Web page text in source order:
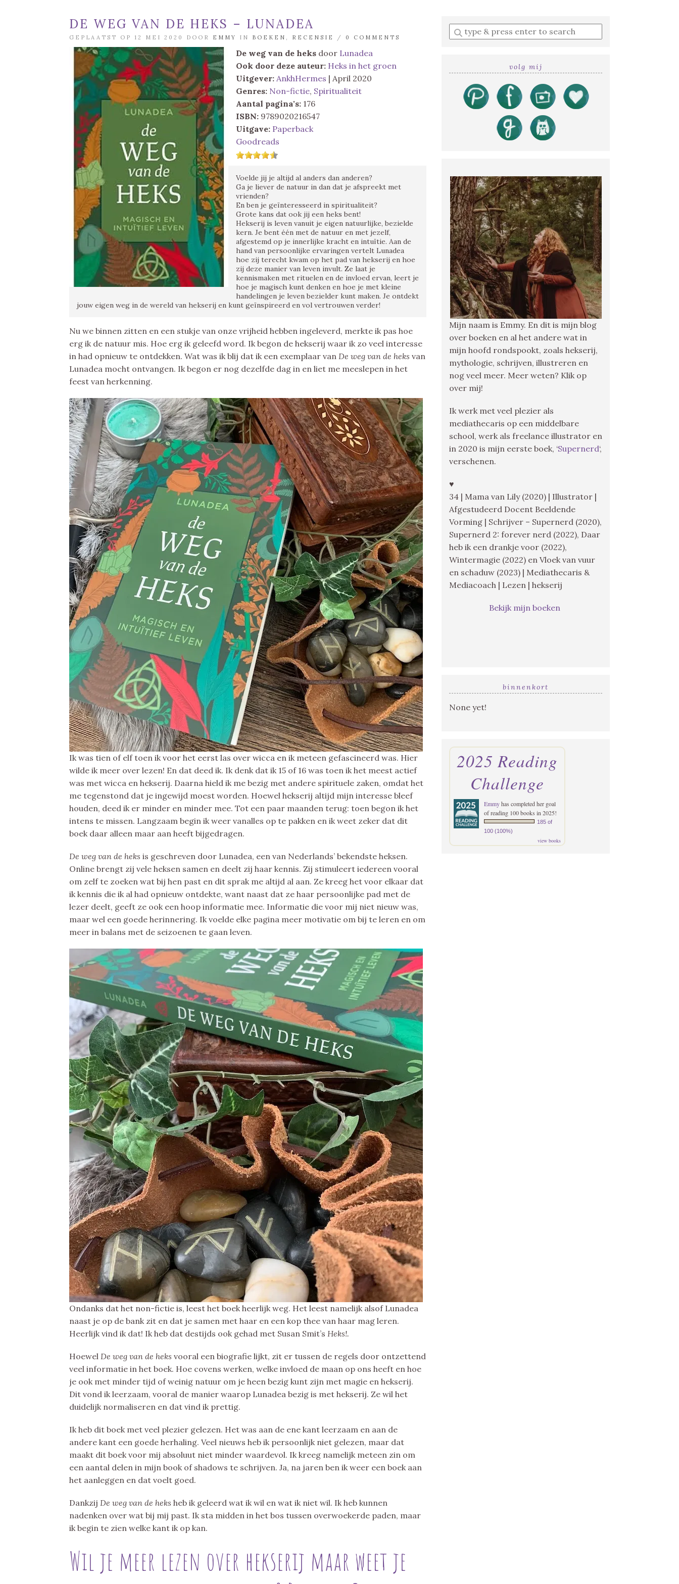
DE WEG VAN DE HEKS – LUNADEA
GEPLAATST OP 12 MEI 2020 DOOR EMMY IN BOEKEN , RECENSIE / 0 COMMENTS
De weg van de heks door Lunadea
Ook door deze auteur: Heks in het groen
Uitgever: AnkhHermes | April 2020
Genres: Non-fictie, Spiritualiteit
Aantal pagina's: 176
ISBN: 9789020216547
Uitgave: Paperback
Goodreads
Voelde jij je altijd al anders dan anderen?
Ga je liever de natuur in dan dat je afspreekt met
vrienden?
En ben je geïnteresseerd in spiritualiteit?
Grote kans dat ook jij een heks bent!
Hekserij is leven vanuit je eigen natuurlijke, bezielde
kern. Je bent één met de natuur en met jezelf,
afgestemd op je innerlijke kracht en intuïtie. Aan de
hand van persoonlijke ervaringen vertelt Lunadea
hoe zij terecht kwam op het pad van hekserij en hoe
zij deze manier van leven invult. Ze laat je
kennismaken met rituelen en de invloed ervan, leert je
hoe je magisch kunt denken en hoe je met kleine
handelingen je leven bezielder kunt maken. Je ontdekt
jouw eigen weg in de wereld van hekserij en kunt geïnspireerd en vol vertrouwen verder!
Nu we binnen zitten en een stukje van onze vrijheid hebben ingeleverd, merkte ik pas hoe
erg ik de natuur mis. Hoe erg ik geleefd word. Ik begon de hekserij waar ik zo veel interesse
in had opnieuw te ontdekken. Wat was ik blij dat ik een exemplaar van De weg van de heks van
Lunadea mocht ontvangen. Ik begon er nog dezelfde dag in en liet me meeslepen in het
feest van herkenning.
Ik was tien of elf toen ik voor het eerst las over wicca en ik meteen gefascineerd was. Hier
wilde ik meer over lezen! En dat deed ik. Ik denk dat ik 15 of 16 was toen ik het meest actief
was met wicca en hekserij. Daarna hield ik me bezig met andere spirituele zaken, omdat het
me tegenstond dat je ingewijd moest worden. Hoewel hekserij altijd mijn interesse bleef
houden, deed ik er minder en minder mee. Tot een paar maanden terug: toen begon ik het
intens te missen. Langzaam begin ik weer vanalles op te pakken en ik weet zeker dat dit
boek daar alleen maar aan heeft bijgedragen.
De weg van de heks is geschreven door Lunadea, een van Nederlands’ bekendste heksen.
Online brengt zij vele heksen samen en deelt zij haar kennis. Zij stimuleert iedereen vooral
om zelf te zoeken wat bij hen past en dit sprak me altijd al aan. Ze kreeg het voor elkaar dat
ik kennis die ik al had opnieuw ontdekte, want naast dat ze haar persoonlijke pad met de
lezer deelt, geeft ze ook een hoop informatie mee. Informatie die voor mij niet nieuw was,
maar wel een goede herinnering. Ik voelde elke pagina meer motivatie om bij te leren en om
meer in balans met de seizoenen te gaan leven.
Ondanks dat het non-fictie is, leest het boek heerlijk weg. Het leest namelijk alsof Lunadea
naast je op de bank zit en dat je samen met haar en een kop thee van haar mag leren.
Heerlijk vind ik dat! Ik heb dat destijds ook gehad met Susan Smit’s Heks!.
Hoewel De weg van de heks vooral een biografie lijkt, zit er tussen de regels door ontzettend
veel informatie in het boek. Hoe covens werken, welke invloed de maan op ons heeft en hoe
je ook met minder tijd of weinig natuur om je heen bezig kunt zijn met magie en hekserij.
Dit vond ik leerzaam, vooral de manier waarop Lunadea bezig is met hekserij. Ze wil het
duidelijk normaliseren en dat vind ik prettig.
Ik heb dit boek met veel plezier gelezen. Het was aan de ene kant leerzaam en aan de
andere kant een goede herhaling. Veel nieuws heb ik persoonlijk niet gelezen, maar dat
maakt dit boek voor mij absoluut niet minder waardevol. Ik kreeg namelijk meteen zin om
een aantal delen in mijn book of shadows te schrijven. Ja, na jaren ben ik weer een boek aan
het aanleggen en dat voelt goed.
Dankzij De weg van de heks heb ik geleerd wat ik wil en wat ik niet wil. Ik heb kunnen
nadenken over wat bij mij past. Ik sta midden in het bos tussen overwoekerde paden, maar
ik begin te zien welke kant ik op kan.
Wil je meer lezen over hekserij maar weet je
Enter
a
volg mij
Mijn naam is Emmy. En dit is mijn blog
over boeken en al het andere wat in
mijn hoofd rondspookt, zoals hekserij,
mythologie, schrijven, illustreren en
nog veel meer. Meer weten? Klik op
over mij!
Ik werk met veel plezier als
mediathecaris op een middelbare
school, werk als freelance illustrator en
in 2020 is mijn eerste boek, ‘Supernerd‘,
verschenen.
♥
34 | Mama van Lily (2020) | Illustrator |
Afgestudeerd Docent Beeldende
Vorming | Schrijver – Supernerd (2020),
Supernerd 2: forever nerd (2022), Daar
heb ik een drankje voor (2022),
Wintermagie (2022) en Vloek van vuur
en schaduw (2023) | Mediathecaris &
Mediacoach | Lezen | hekserij
Bekijk mijn boeken
binnenkort
None yet!
2025 Reading
Challenge
Emmyhas completed her goal
of reading 100 books in 2025!
185 of
100 (100%)
view books